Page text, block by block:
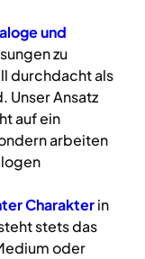
und
zu
durchdacht als
Unser Ansatz
auf ein
arbeiten
Charakterin
stets das
oder